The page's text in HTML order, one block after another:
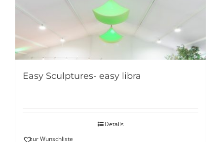
Easy Sculptures- easy libra
Details
zur Wunschliste